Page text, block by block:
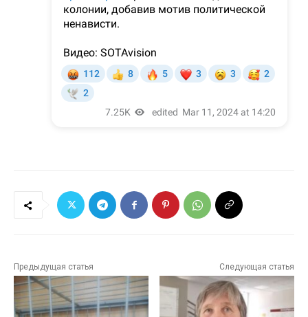
Предыдущая статья Следующая статья